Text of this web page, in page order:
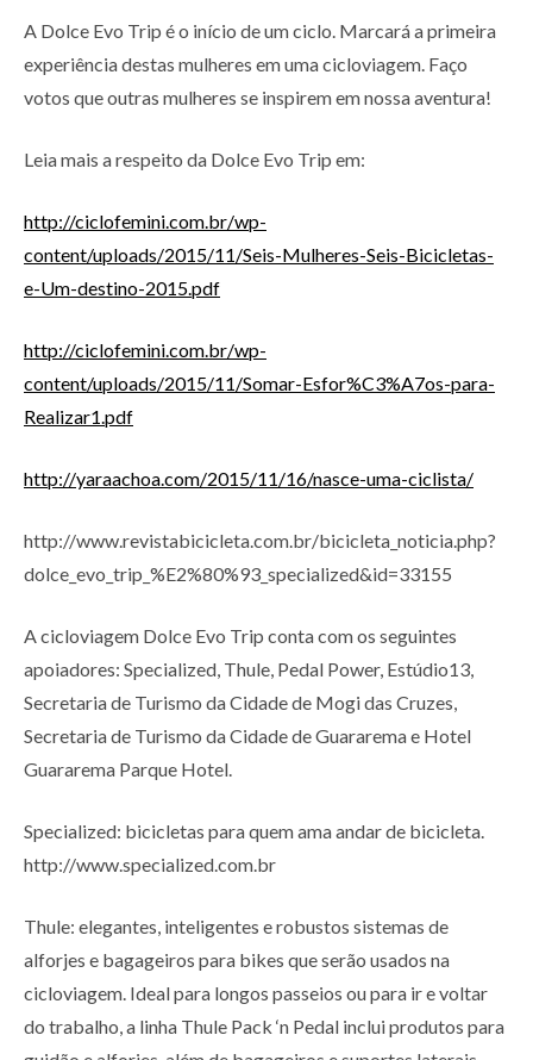
A Dolce Evo Trip é o início de um ciclo. Marcará a primeira
experiência destas mulheres em uma cicloviagem. Faço
votos que outras mulheres se inspirem em nossa aventura!
Leia mais a respeito da Dolce Evo Trip em:
http://ciclofemini.com.br/wp-
content/uploads/2015/11/Seis-Mulheres-Seis-Bicicletas-
e-Um-destino-2015.pdf
http://ciclofemini.com.br/wp-
content/uploads/2015/11/Somar-Esfor%C3%A7os-para-
Realizar1.pdf
http://yaraachoa.com/2015/11/16/nasce-uma-ciclista/
http://www.revistabicicleta.com.br/bicicleta_noticia.php?
dolce_evo_trip_%E2%80%93_specialized&id=33155
A cicloviagem Dolce Evo Trip conta com os seguintes
apoiadores: Specialized, Thule, Pedal Power, Estúdio13,
Secretaria de Turismo da Cidade de Mogi das Cruzes,
Secretaria de Turismo da Cidade de Guararema e Hotel
Guararema Parque Hotel.
Specialized: bicicletas para quem ama andar de bicicleta.
http://www.specialized.com.br
Thule: elegantes, inteligentes e robustos sistemas de
alforjes e bagageiros para bikes que serão usados na
cicloviagem. Ideal para longos passeios ou para ir e voltar
do trabalho, a linha Thule Pack ‘n Pedal inclui produtos para